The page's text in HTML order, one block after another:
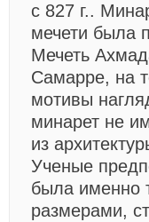
с 827 г..
мечети была
Мечеть
Самарре, на
мотивы
минарет не
из
Ученые
была именно
размерами,